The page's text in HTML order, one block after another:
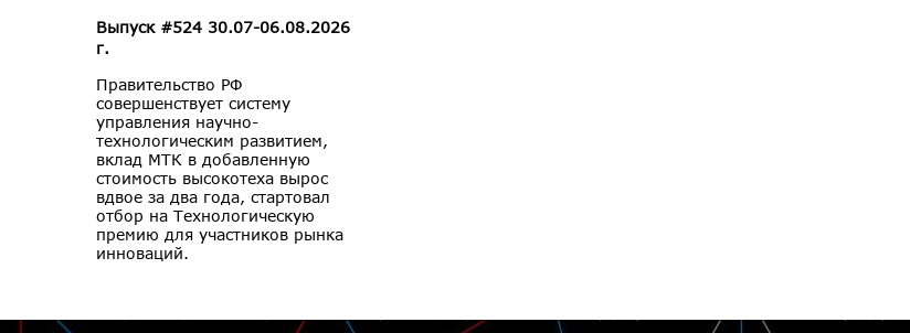
Выпуск #524 30.07-06.08.2026
г.
Правительство РФ
совершенствует систему
управления научно-
технологическим развитием,
вклад МТК в добавленную
стоимость высокотеха вырос
вдвое за два года, стартовал
отбор на Технологическую
премию для участников рынка
инноваций.